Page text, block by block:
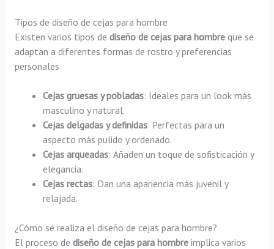
Tipos de diseño de cejas para hombre
Existen varios tipos de diseño de cejas para hombreque se
adaptan a diferentes formas de rostro y preferencias
personales
Cejas gruesas y pobladas: Ideales para un look más
masculino y natural.
Cejas delgadas y definidas: Perfectas para un
aspecto más pulido y ordenado.
Cejas arqueadas: Añaden un toque de sofisticación y
elegancia.
Cejas rectas: Dan una apariencia más juvenil y
relajada.
¿Cómo se realiza el diseño de cejas para hombre?
El proceso de diseño de cejas para hombreimplica varios